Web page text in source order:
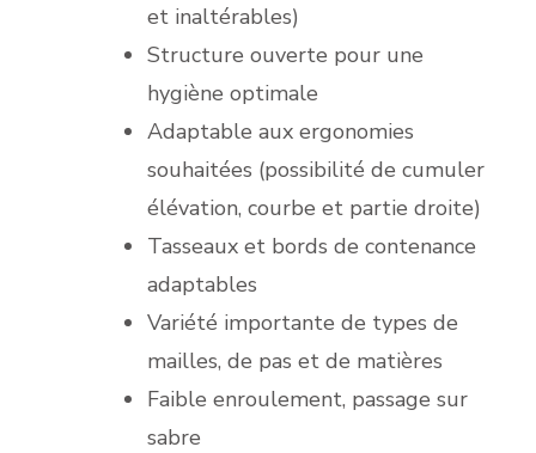
et inaltérables)
Structure ouverte pour une
hygiène optimale
Adaptable aux ergonomies
souhaitées (possibilité de cumuler
élévation, courbe et partie droite)
Tasseaux et bords de contenance
adaptables
Variété importante de types de
mailles, de pas et de matières
Faible enroulement, passage sur
sabre